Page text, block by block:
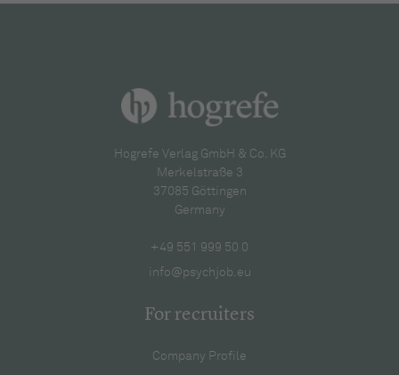
Hogrefe Verlag GmbH & Co. KG
Merkelstraße 3
37085 Göttingen
Germany
+49 551 999 50 0
info@psychjob.eu
For recruiters
Company Profile